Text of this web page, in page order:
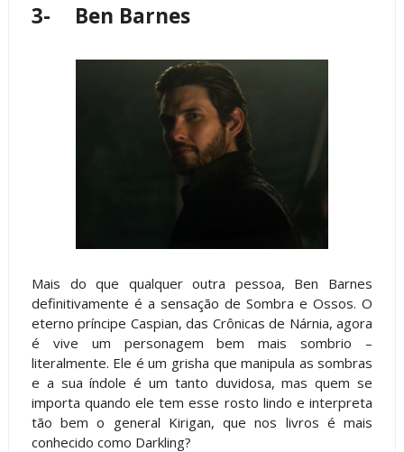
3- Ben Barnes
Mais do que qualquer outra pessoa, Ben Barnes
definitivamente é a sensação de Sombra e Ossos. O
eterno príncipe Caspian, das Crônicas de Nárnia, agora
é vive um personagem bem mais sombrio –
literalmente. Ele é um grisha que manipula as sombras
e a sua índole é um tanto duvidosa, mas quem se
importa quando ele tem esse rosto lindo e interpreta
tão bem o general Kirigan, que nos livros é mais
conhecido como Darkling?